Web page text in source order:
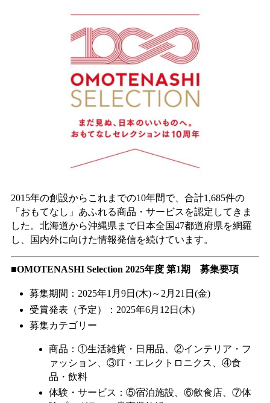
2015年の創設からこれまでの10年間で、合計1,685件の
「おもてなし」あふれる商品・サービスを認定してきま
した。北海道から沖縄県まで日本全国47都道府県を網羅
し、国内外に向けた情報発信を続けています。
■OMOTENASHI Selection 2025年度 第1期 募集要項
募集期間：2025年1月9日(木)～2月21日(金)
受賞発表（予定）：2025年6月12日(木)
募集カテゴリー
商品：①生活雑貨・日用品、②インテリア・フ
ァッション、③IT・エレクトロニクス、④食
品・飲料
体験・サービス：⑤宿泊施設、⑥飲食店、⑦体